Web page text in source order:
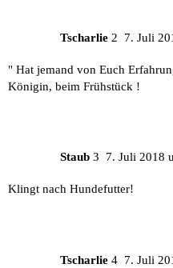
Tscharlie 7. Juli
2
" Hat jemand von Euch
Königin, beim Frühstück !
Staub 7. Juli 2018
3
Klingt nach Hundefutter!
Tscharlie 7. Juli
4